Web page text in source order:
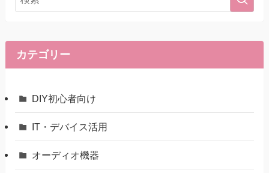
カテゴリー
DIY初心者向け
IT・デバイス活用
オーディオ機器